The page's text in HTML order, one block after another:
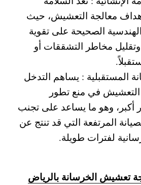
معالجة التعشيش، حيث
الصحيحة على تقوية
مخاطر التشققات أو
المستقبلية : يساهم التدخل
التعشيش في منع تطور
أكبر، وهو ما يساعد على تجنب
المرتفعة التي قد تنتج عن
لفترات طويلة.
تعشيش الخرسانة بالرياض